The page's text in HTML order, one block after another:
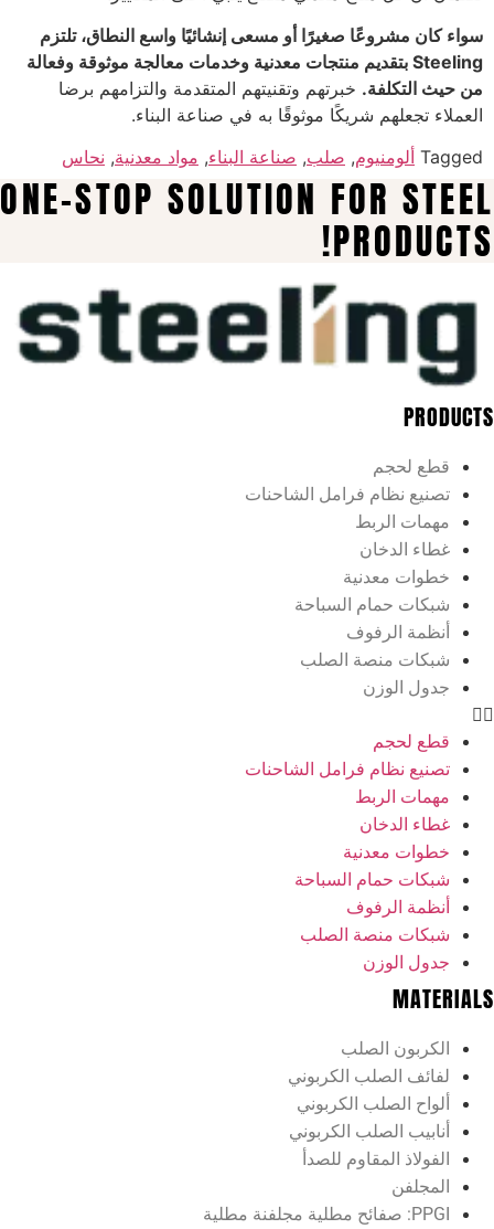
سواء كان مشروعًا صغيرًا أو مسعى إنشائيًا واسع النطاق، تلتزم
Steeling بتقديم منتجات معدنية وخدمات معالجة موثوقة وفعالة
من حيث التكلفة. خبرتهم وتقنيتهم المتقدمة والتزامهم برضا
العملاء تجعلهم شريكًا موثوقًا به في صناعة البناء.
Tagged ألومنيوم, صلب, صناعة البناء, مواد معدنية, نحاس
ONE-STOP SOLUTION FOR STEEL
PRODUCTS!
PRODUCTS
قطع لحجم
تصنيع نظام فرامل الشاحنات
مهمات الربط
غطاء الدخان
خطوات معدنية
شبكات حمام السباحة
أنظمة الرفوف
شبكات منصة الصلب
جدول الوزن
قطع لحجم
تصنيع نظام فرامل الشاحنات
مهمات الربط
غطاء الدخان
خطوات معدنية
شبكات حمام السباحة
أنظمة الرفوف
شبكات منصة الصلب
جدول الوزن
MATERIALS
الكربون الصلب
لفائف الصلب الكربوني
ألواح الصلب الكربوني
أنابيب الصلب الكربوني
الفولاذ المقاوم للصدأ
المجلفن
PPGI: صفائح مطلية مجلفنة مطلية